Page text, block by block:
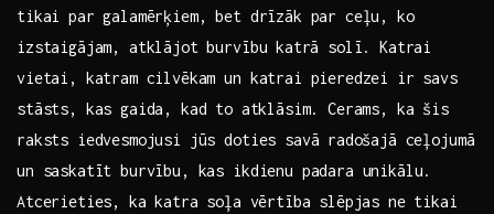
tikai par galamērķiem, bet drīzāk par ceļu, ⁤ko
izstaigājam, atklājot burvību⁤ katrā solī. Katrai
vietai, katram cilvēkam un katrai pieredzei ‌ir savs⁣
stāsts, ‍kas ‍gaida, kad to⁢ atklāsim. Cerams, ka šis​
raksts iedvesmojusi jūs doties savā ⁣radošajā ceļojumā
un saskatīt burvību, kas ikdienu padara ‌unikālu.
Atcerieties, ⁤ka katra soļa vērtība slēpjas ne tikai